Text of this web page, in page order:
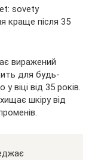
виражений
для будь-
віці від 35 років.
шкіру від